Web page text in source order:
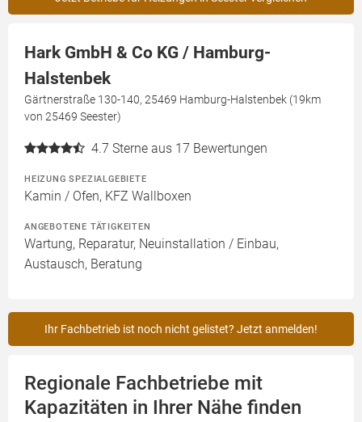
Hark GmbH & Co KG / Hamburg-
Halstenbek
Gärtnerstraße 130-140, 25469 Hamburg-Halstenbek (19km
von 25469 Seester)
4.7 Sterne aus 17 Bewertungen
HEIZUNG SPEZIALGEBIETE
Kamin / Ofen, KFZ Wallboxen
ANGEBOTENE TÄTIGKEITEN
Wartung, Reparatur, Neuinstallation / Einbau,
Austausch, Beratung
Ihr Fachbetrieb ist noch nicht gelistet? Jetzt anmelden!
Regionale Fachbetriebe mit
Kapazitäten in Ihrer Nähe finden